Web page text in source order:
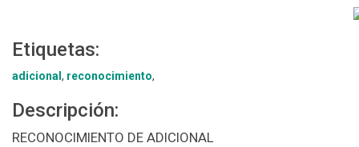
Etiquetas:
adicional , reconocimiento,
Descripción:
RECONOCIMIENTO DE ADICIONAL